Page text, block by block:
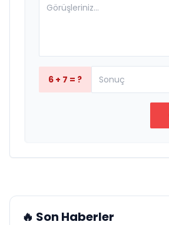
6 + 7 = ?
🔥 Son Haberler